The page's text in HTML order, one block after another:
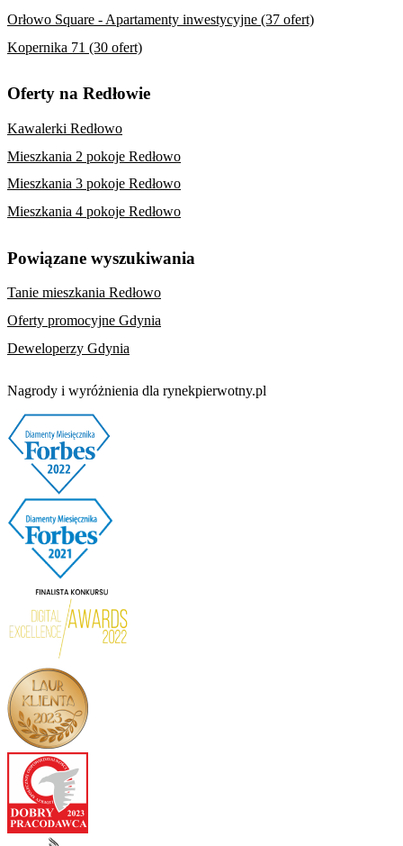
Orłowo Square - Apartamenty inwestycyjne (37 ofert)
Kopernika 71 (30 ofert)
Oferty na Redłowie
Kawalerki Redłowo
Mieszkania 2 pokoje Redłowo
Mieszkania 3 pokoje Redłowo
Mieszkania 4 pokoje Redłowo
Powiązane wyszukiwania
Tanie mieszkania Redłowo
Oferty promocyjne Gdynia
Deweloperzy Gdynia
Nagrody i wyróżnienia dla rynekpierwotny.pl